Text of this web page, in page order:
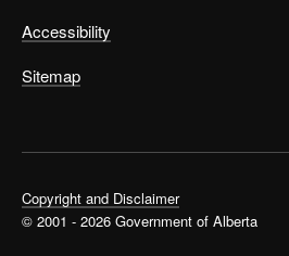
Accessibility
Sitemap
Copyright and Disclaimer
© 2001 - 2026 Government of Alberta